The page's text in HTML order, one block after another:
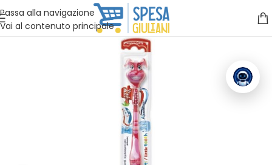
Passa alla navigazione
Vai al contenuto principale
Vuoi assistenza?Clicca qui e ti richiamiamo noi